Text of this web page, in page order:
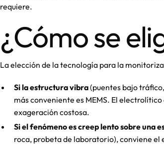
requiere.
¿Cómo se
La elección de la tecnología para la
Si la estructura vibra(puentes bajo
más conveniente es MEMS. El
exageración costosa.
Si el fenómeno es creep lento sobre una
roca, probeta de laboratorio), conviene el